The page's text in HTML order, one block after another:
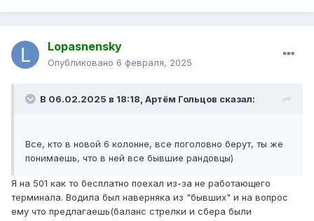
Lopasnensky
Опубликовано 6 февраля, 2025
В 06.02.2025 в 18:18, Артём Гольцов сказал:
Все, кто в новой 6 колонне, все поголовно берут, ты же
понимаешь, что в ней все бывшие рандовцы)
Я на 501 как то бесплатно поехал из-за не работающего
терминала. Водила был наверняка из "бывших" и на вопрос
ему что предлагаешь(баланс стрелки и сбера были